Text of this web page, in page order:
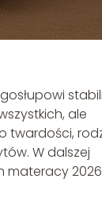
ale
twardości,
W dalszej
materacy 2026